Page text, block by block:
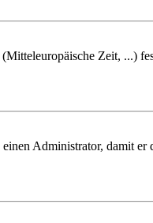
Zeit, ...)
Administrator, damit er